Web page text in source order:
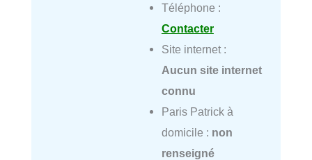
Téléphone :
Contacter
Site internet :
Aucun site internet
connu
Paris Patrick à
domicile : non
renseigné